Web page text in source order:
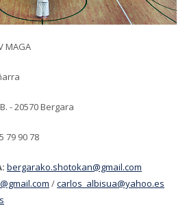
MAGA
- 20570 Bergara
79 90 78
bergarako.shotokan@gmail.com
/carlos_albisua@yahoo.es